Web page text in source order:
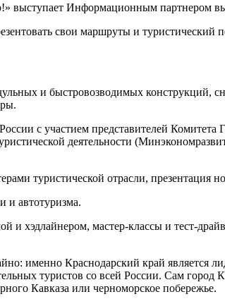
Информационным партнером
свои маршруты и
и быстровозводимых конструкций,
с участием представителей
деятельности
туристической отрасли, презентация
и автотуризма.
и хэдлайнером, мастер-классы и тест-
именно Краснодарский край является
туристов со всей России. Сам город
Кавказа или черноморское побережье.